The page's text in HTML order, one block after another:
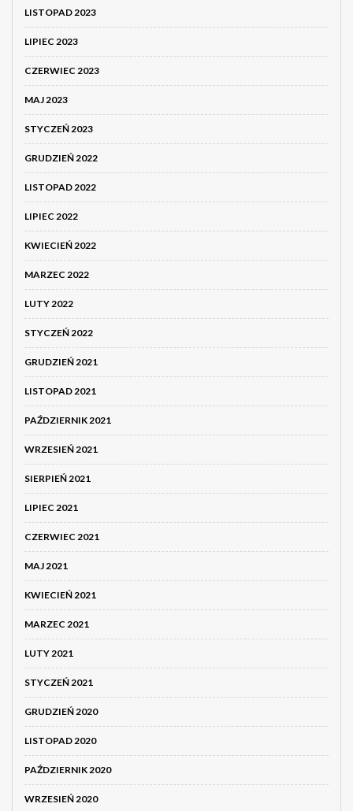
LISTOPAD 2023
LIPIEC 2023
CZERWIEC 2023
MAJ 2023
STYCZEŃ 2023
GRUDZIEŃ 2022
LISTOPAD 2022
LIPIEC 2022
KWIECIEŃ 2022
MARZEC 2022
LUTY 2022
STYCZEŃ 2022
GRUDZIEŃ 2021
LISTOPAD 2021
PAŹDZIERNIK 2021
WRZESIEŃ 2021
SIERPIEŃ 2021
LIPIEC 2021
CZERWIEC 2021
MAJ 2021
KWIECIEŃ 2021
MARZEC 2021
LUTY 2021
STYCZEŃ 2021
GRUDZIEŃ 2020
LISTOPAD 2020
PAŹDZIERNIK 2020
WRZESIEŃ 2020